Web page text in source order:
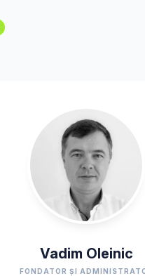
Vadim Oleinic
FONDATOR ȘI